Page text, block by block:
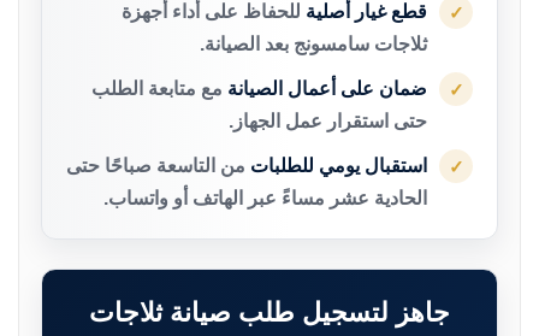
✓ قطع غيار أصلية للحفاظ على أداء أجهزة
ثلاجات سامسونج بعد الصيانة.
✓ ضمان على أعمال الصيانة مع متابعة الطلب
حتى استقرار عمل الجهاز.
✓ استقبال يومي للطلبات من التاسعة صباحًا حتى
الحادية عشر مساءً عبر الهاتف أو واتساب.
جاهز لتسجيل طلب صيانة ثلاجات